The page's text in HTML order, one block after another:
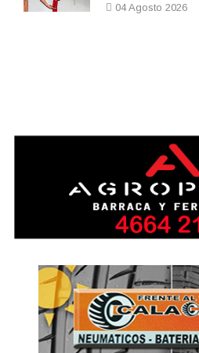
04 Agosto 2026